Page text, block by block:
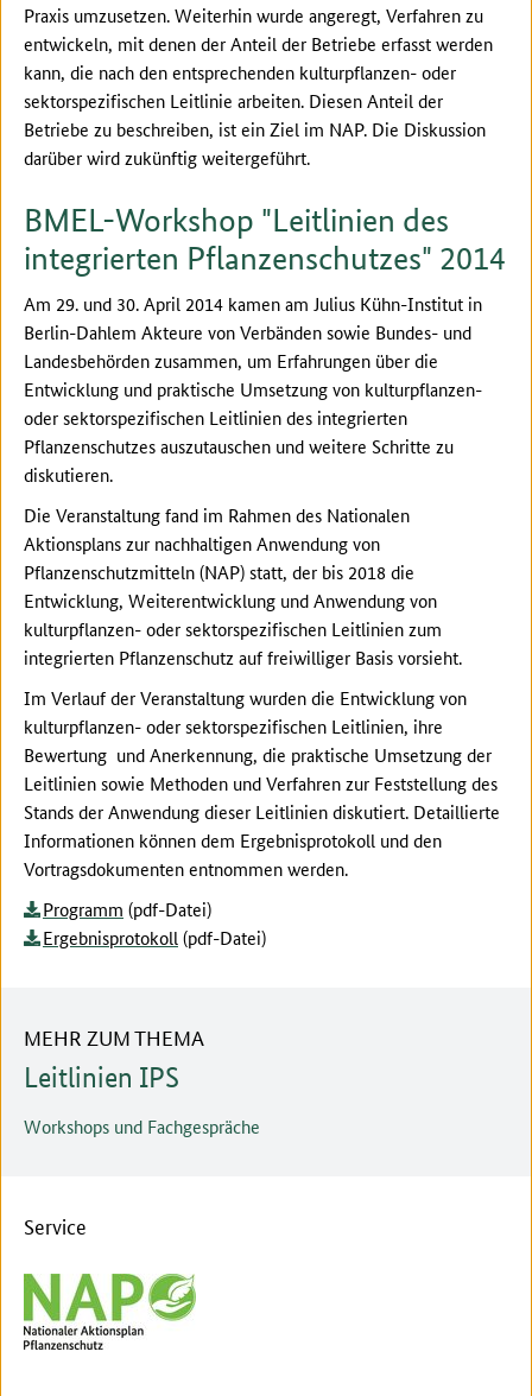
Praxis umzusetzen. Weiterhin wurde angeregt, Verfahren zu
entwickeln, mit denen der Anteil der Betriebe erfasst werden
kann, die nach den entsprechenden kulturpflanzen- oder
sektorspezifischen Leitlinie arbeiten. Diesen Anteil der
Betriebe zu beschreiben, ist ein Ziel im NAP. Die Diskussion
darüber wird zukünftig weitergeführt.
BMEL-Workshop "Leitlinien des
integrierten Pflanzenschutzes" 2014
Am 29. und 30. April 2014 kamen am Julius Kühn-Institut in
Berlin-Dahlem Akteure von Verbänden sowie Bundes- und
Landesbehörden zusammen, um Erfahrungen über die
Entwicklung und praktische Umsetzung von kulturpflanzen-
oder sektorspezifischen Leitlinien des integrierten
Pflanzenschutzes auszutauschen und weitere Schritte zu
diskutieren.
Die Veranstaltung fand im Rahmen des Nationalen
Aktionsplans zur nachhaltigen Anwendung von
Pflanzenschutzmitteln (NAP) statt, der bis 2018 die
Entwicklung, Weiterentwicklung und Anwendung von
kulturpflanzen- oder sektorspezifischen Leitlinien zum
integrierten Pflanzenschutz auf freiwilliger Basis vorsieht.
Im Verlauf der Veranstaltung wurden die Entwicklung von
kulturpflanzen- oder sektorspezifischen Leitlinien, ihre
Bewertung und Anerkennung, die praktische Umsetzung der
Leitlinien sowie Methoden und Verfahren zur Feststellung des
Stands der Anwendung dieser Leitlinien diskutiert. Detaillierte
Informationen können dem Ergebnisprotokoll und den
Vortragsdokumenten entnommen werden.
Programm (pdf-Datei)
Ergebnisprotokoll (pdf-Datei)
MEHR ZUM THEMA
Leitlinien IPS
Workshops und Fachgespräche
Service